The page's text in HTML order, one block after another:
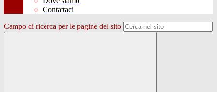
Contattaci
Campo di ricerca per le pagine del sito